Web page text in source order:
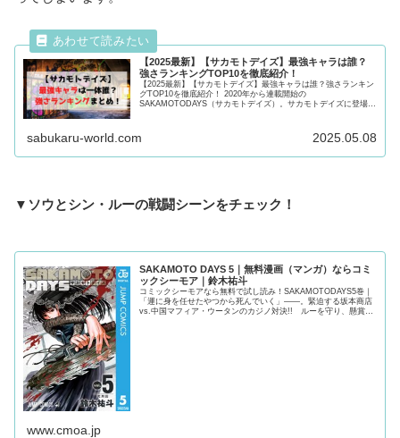
【2025最新】【サカモトデイズ】最強キャラは誰？
強さランキングTOP10を徹底紹介！
【2025最新】【サカモトデイズ】最強キャラは誰？強さランキン
グTOP10を徹底紹介！ 2020年から連載開始の
SAKAMOTODAYS（サカモトデイズ）。サカモトデイズに登場す
sabukaru-world.com 2025.05.08
▼ソウとシン・ルーの戦闘シーンをチェック！
SAKAMOTO DAYS 5｜無料漫画（マンガ）ならコミ
ックシーモア｜鈴木祐斗
コミックシーモアなら無料で試し読み！SAKAMOTODAYS5巻｜
「運に身を任せたやつから死んでいく」――。緊迫する坂本商店
vs.中国マフィア・ウータンのカジノ対決!! ルーを守り、懸賞金
www.cmoa.jp